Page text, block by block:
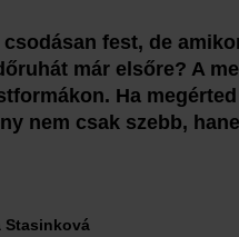
fest, de
már elsőre? A
Ha
nem csak szebb,
Stasinková